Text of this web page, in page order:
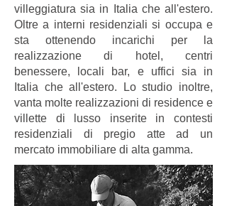
villeggiatura sia in Italia che all'estero.
Oltre a interni residenziali si occupa e
sta ottenendo incarichi per la
realizzazione di hotel, centri
benessere, locali bar, e uffici sia in
Italia che all'estero. Lo studio inoltre,
vanta molte realizzazioni di residence e
villette di lusso inserite in contesti
residenziali di pregio atte ad un
mercato immobiliare di alta gamma.